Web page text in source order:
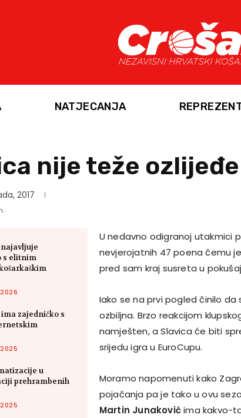
NATJECANJA
nije teže
2017
s elitnim
zajedničko s
u
prehrambenih
U nedavno odigranoj utakmici
nevjerojatnih 47 poena čemu
pred sam kraj susreta u
Iako se na prvi pogled činilo
ozbiljna. Brzo reakcijom
namješten, a Slavica će biti
srijedu igra u EuroCupu.
Moramo napomenuti kako
pojačanja pa je tako u ovu
Martin Junakovićima kakvo-